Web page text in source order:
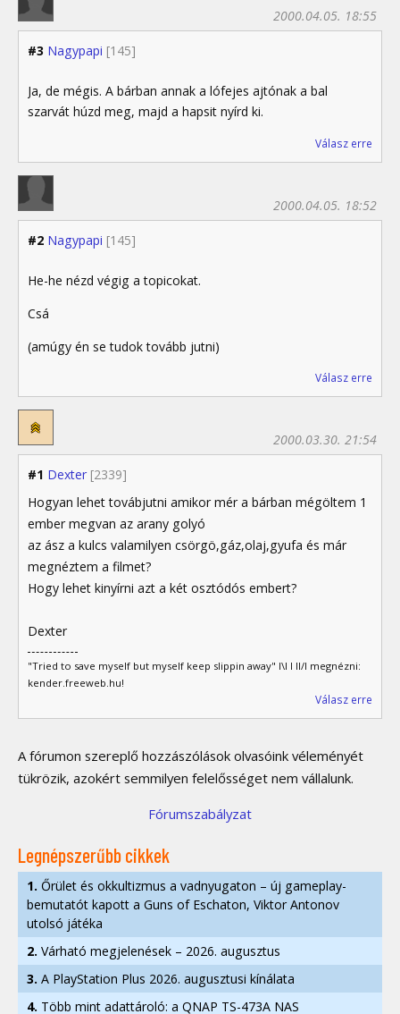
#3 Nagypapi [145]
2000.04.05. 18:55
Ja, de mégis. A bárban annak a lófejes ajtónak a bal
szarvát húzd meg, majd a hapsit nyírd ki.
Válasz erre
#2 Nagypapi [145]
2000.04.05. 18:52
He-he nézd végig a topicokat.
Csá
(amúgy én se tudok tovább jutni)
Válasz erre
#1 Dexter [2339]
2000.03.30. 21:54
Hogyan lehet továbjutni amikor mér a bárban mégöltem 1
ember megvan az arany golyó
az ász a kulcs valamilyen csörgö,gáz,olaj,gyufa és már
megnéztem a filmet?
Hogy lehet kinyírni azt a két osztódós embert?
Dexter
"Tried to save myself but myself keep slippin away" I\I I II/I megnézni:
kender.freeweb.hu!
Válasz erre
A fórumon szereplő hozzászólások olvasóink véleményét
tükrözik, azokért semmilyen felelősséget nem vállalunk.
Fórumszabályzat
Legnépszerűbb cikkek
1. Őrület és okkultizmus a vadnyugaton – új gameplay-
bemutatót kapott a Guns of Eschaton, Viktor Antonov
utolsó játéka
2. Várható megjelenések – 2026. augusztus
3. A PlayStation Plus 2026. augusztusi kínálata
4. Több mint adattároló: a QNAP TS-473A NAS